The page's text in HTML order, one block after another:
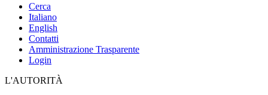
Cerca
Italiano
English
Contatti
Amministrazione Trasparente
Login
L'AUTORITÀ